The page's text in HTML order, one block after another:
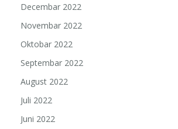
Decembar 2022
Novembar 2022
Oktobar 2022
Septembar 2022
August 2022
Juli 2022
Juni 2022